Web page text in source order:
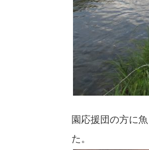
園応援団の方に
た。